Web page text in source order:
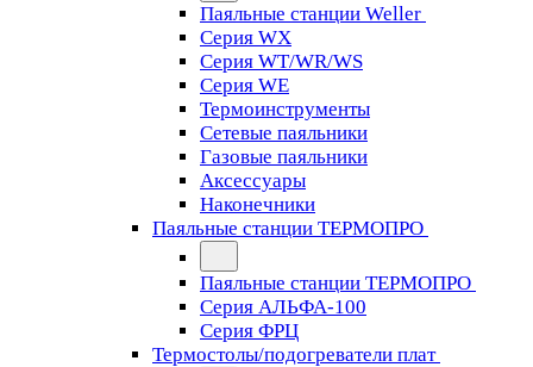
Паяльные станции Weller
Серия WX
Серия WT/WR/WS
Серия WE
Термоинструменты
Сетевые паяльники
Газовые паяльники
Аксессуары
Наконечники
Паяльные станции ТЕРМОПРО
Паяльные станции ТЕРМОПРО
Серия АЛЬФА-100
Серия ФРЦ
Термостолы/подогреватели плат